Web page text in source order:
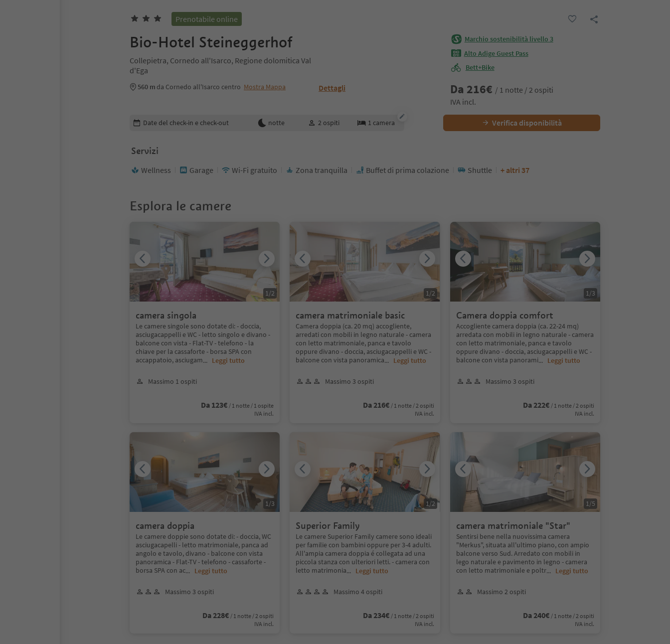
Prenotabile online
Bio-Hotel Steineggerhof
Collepietra, Cornedo all'Isarco, Regione dolomitica Val
d'Ega
560 m da Cornedo all'Isarco centro Mostra Mappa Dettagli
Marchio sostenibilità livello 3
Alto Adige Guest Pass
Bett+Bike
Da 216€ / 1 notte / 2 ospiti
IVA incl.
Modifica i dettagli della prenotazione
Date del check-in e check-out notte 2 ospiti 1 camera Verifica disponibilità
Servizi
Wellness Garage Wi-Fi gratuito Zona tranquilla Buffet di prima colazione Shuttle + altri 37
Esplora le camere
camera singola
Le camere singole sono dotate di: - doccia,
asciugacappelli e WC - letto singolo e divano -
balcone con vista - Flat-TV - telefono - la
chiave per la cassaforte - borsa SPA con
accappatoio, asciugam... Leggi tutto
Massimo 1 ospiti
Da 123€ / 1 notte / 1 ospite
IVA incl.
1/2
camera matrimoniale basic
Camera doppia (ca. 20 mq) accogliente,
arredati con mobili in legno naturale - camera
con letto matrimoniale, panca e tavolo
oppure divano - doccia, asciugacappelli e WC -
balcone con vista panoramica... Leggi tutto
Massimo 3 ospiti
Da 216€ / 1 notte / 2 ospiti
IVA incl.
1/2
Camera doppia comfort
Accogliente camera doppia (ca. 22-24 mq)
arredata con mobili in legno naturale - camera
con letto matrimoniale, panca e tavolo
oppure divano - doccia, asciugacappelli e WC -
balcone con vista panorami... Leggi tutto
Massimo 3 ospiti
Da 222€ / 1 notte / 2 ospiti
IVA incl.
1/3
camera doppia
Le camere doppie sono dotate di: - doccia, WC
asciugacapelli - letto matrimoniale, panca ad
angolo e tavolo, divano - balcone con vista
panoramica - Flat-TV - telefono - cassaforte -
borsa SPA con ac... Leggi tutto
Massimo 3 ospiti
Da 228€ / 1 notte / 2 ospiti
IVA incl.
1/3
Superior Family
Le camere Superior Family camere sono ideali
per familie con bambini oppure per 3-4 adulti.
All'ampia camera doppia é collegata ad una
piccola stanza con ulteriori letti. - camera con
letto matrimonia... Leggi tutto
Massimo 4 ospiti
Da 234€ / 1 notte / 2 ospiti
IVA incl.
1/2
camera matrimoniale "Star"
Sentirsi bene nella nuovissima camera
"Merkus", situata all'ultimo piano, con ampio
balcone verso Sud. Arredato con mobili in
lego naturale e pavimento in legno - camera
con letto matrimoniale e poltr... Leggi tutto
Massimo 2 ospiti
Da 240€ / 1 notte / 2 ospiti
IVA incl.
1/5